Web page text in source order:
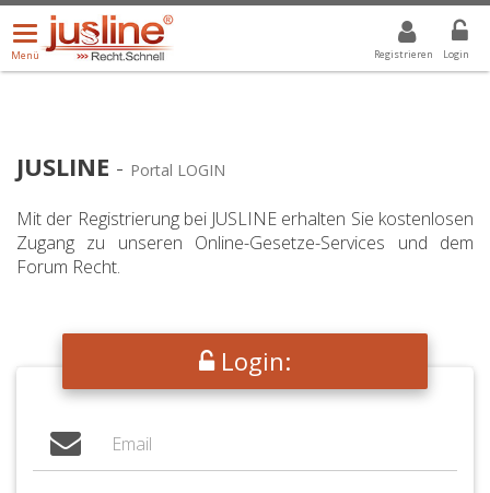
Registrieren Login
Menü
öffnen/schließen
Menü
ALLE DROPDOWN: GEWÄHLTER WERT IST ALLE
JUSLINE - Portal LOGIN
Mit der Registrierung bei JUSLINE erhalten Sie kostenlosen
Zugang zu unseren Online-Gesetze-Services und dem
Forum Recht.
Login: